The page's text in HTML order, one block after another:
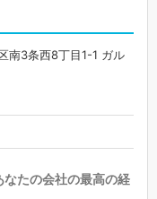
南3条西8丁目1-1 ガル
たの会社の最高の経